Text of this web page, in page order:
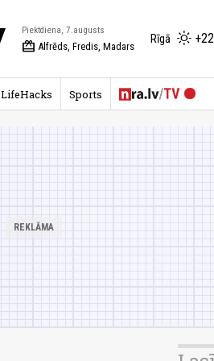
Piektdiena, 7.augusts
redeem Alfrēds, Fredis, Madars
Rīgā
LifeHacks Sports